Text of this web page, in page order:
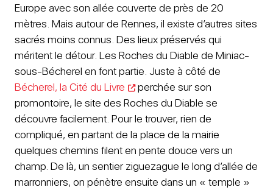
Europe avec son allée couverte de près de 20
mètres. Mais autour de Rennes, il existe d’autres sites
sacrés moins connus. Des lieux préservés qui
méritent le détour. Les Roches du Diable de Miniac-
sous-Bécherel en font partie. Juste à côté de
Bécherel, la Cité du Livre
perchée sur son
promontoire, le site des Roches du Diable se
découvre facilement. Pour le trouver, rien de
compliqué, en partant de la place de la mairie
quelques chemins filent en pente douce vers un
champ. De là, un sentier ziguezague le long d’allée de
marronniers, on pénètre ensuite dans un « temple »